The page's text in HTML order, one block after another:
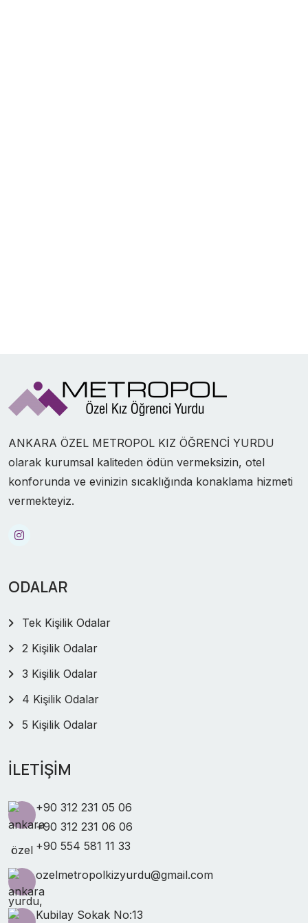
ANKARA ÖZEL METROPOL KIZ ÖĞRENCİ YURDU
olarak kurumsal kaliteden ödün vermeksizin, otel
konforunda ve evinizin sıcaklığında konaklama hizmeti
vermekteyiz.
ODALAR
Tek Kişilik Odalar
2 Kişilik Odalar
3 Kişilik Odalar
4 Kişilik Odalar
5 Kişilik Odalar
İLETİŞİM
+90 312 231 05 06
+90 312 231 06 06
+90 554 581 11 33
ozelmetropolkizyurdu@gmail.com
Kubilay Sokak No:13